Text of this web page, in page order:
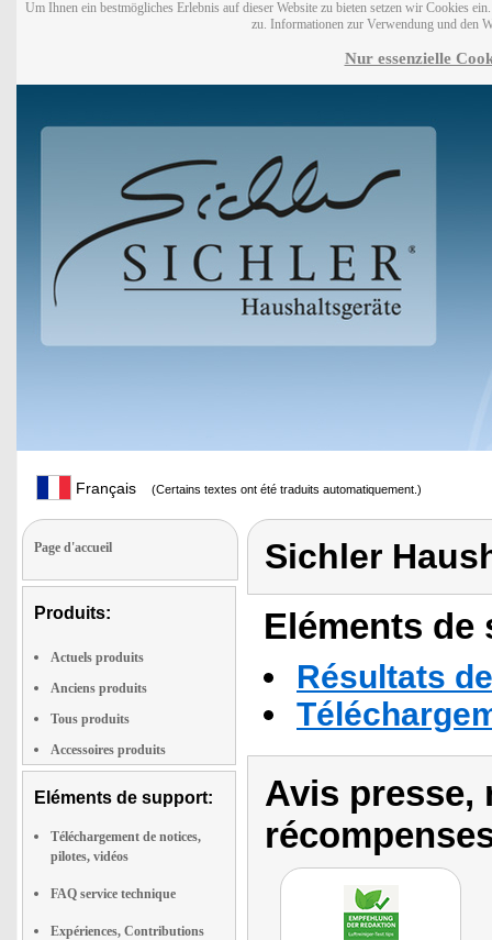
Um Ihnen ein bestmögliches Erlebnis auf dieser Website zu bieten setzen wir Cookies
zu. Informationen zur Verwendung und den
Nur essenzielle
Français (Certains textes ont été traduits automatiquement.)
Page d'accueil
Produits:
Actuels produits
Anciens produits
Tous produits
Accessoires produits
Eléments de support:
Téléchargement de notices,
pilotes, vidéos
FAQ service technique
Expériences, Contributions
Sichler
Eléments
Résultats
Avis presse,